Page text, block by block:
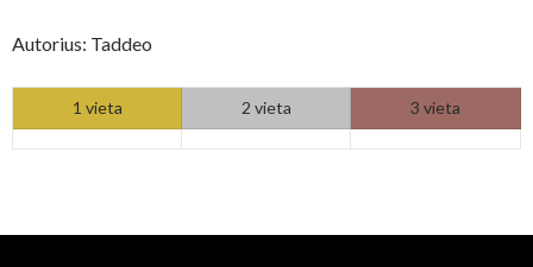
Autorius: Taddeo
1 vieta 2 vieta 3 vieta